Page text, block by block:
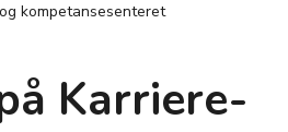
kompetansesenteret
Karriere-